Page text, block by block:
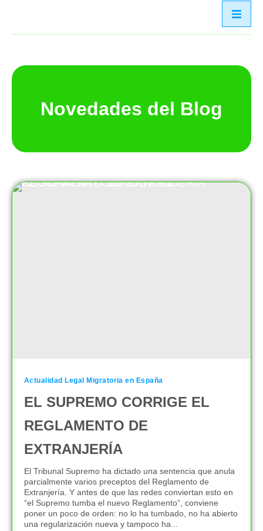
Novedades del Blog
Actualidad Legal Migratoria en España
EL SUPREMO CORRIGE EL
REGLAMENTO DE
EXTRANJERÍA
El Tribunal Supremo ha dictado una sentencia que anula
parcialmente varios preceptos del Reglamento de
Extranjería. Y antes de que las redes conviertan esto en
“el Supremo tumba el nuevo Reglamento”, conviene
poner un poco de orden: no lo ha tumbado, no ha abierto
una regularización nueva y tampoco ha...